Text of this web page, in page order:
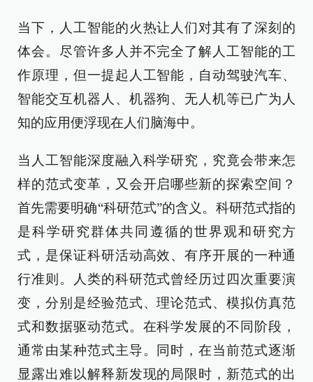
当下，人工智能的火热让人们对其有了深刻的
体会。尽管许多人并不完全了解人工智能的工
作原理，但一提起人工智能，自动驾驶汽车、
智能交互机器人、机器狗、无人机等已广为人
知的应用便浮现在人们脑海中。
当人工智能深度融入科学研究，究竟会带来怎
样的范式变革，又会开启哪些新的探索空间？
首先需要明确“科研范式”的含义。科研范式指的
是科学研究群体共同遵循的世界观和研究方
式，是保证科研活动高效、有序开展的一种通
行准则。人类的科研范式曾经历过四次重要演
变，分别是经验范式、理论范式、模拟仿真范
式和数据驱动范式。在科学发展的不同阶段，
通常由某种范式主导。同时，在当前范式逐渐
显露出难以解释新发现的局限时，新范式的出